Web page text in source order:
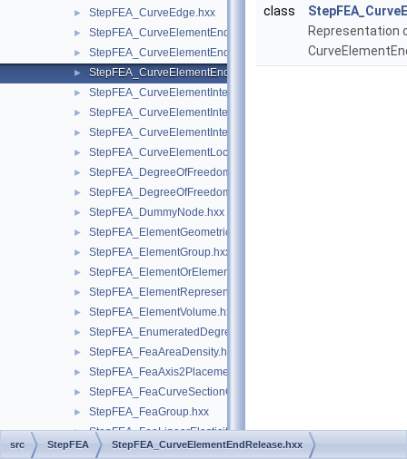
► StepFEA_CurveEdge.hxx
► StepFEA_CurveElementEndCoordinateSystem.hxx
► StepFEA_CurveElementEndOffset.hxx
► StepFEA_CurveElementEndRelease.hxx
► StepFEA_CurveElementInterval.hxx
► StepFEA_CurveElementIntervalConstant.hxx
► StepFEA_CurveElementIntervalLinearlyVarying.hxx
► StepFEA_CurveElementLocation.hxx
► StepFEA_DegreeOfFreedom.hxx
► StepFEA_DegreeOfFreedomMember.hxx
► StepFEA_DummyNode.hxx
► StepFEA_ElementGeometricRelationship.hxx
► StepFEA_ElementGroup.hxx
► StepFEA_ElementOrElementGroup.hxx
► StepFEA_ElementRepresentation.hxx
► StepFEA_ElementVolume.hxx
► StepFEA_EnumeratedDegreeOfFreedom.hxx
► StepFEA_FeaAreaDensity.hxx
► StepFEA_FeaAxis2Placement3d.hxx
► StepFEA_FeaCurveSectionGeometricRelationship.hxx
► StepFEA_FeaGroup.hxx
► StepFEA_FeaLinearElasticity.hxx
► StepFEA_FeaMassDensity.hxx
class
Representation
src StepFEA StepFEA_CurveElementEndRelease.hxx